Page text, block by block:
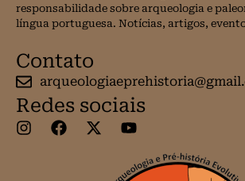
responsabilidade sobre arqueologia e
língua portuguesa. Notícias, artigos,
Contato
Redes sociais